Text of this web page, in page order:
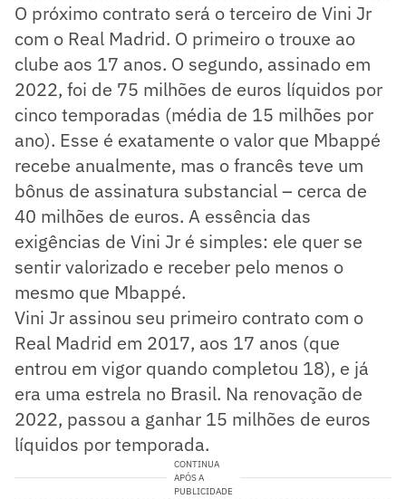
O próximo contrato será o terceiro de Vini Jr
com o Real Madrid. O primeiro o trouxe ao
clube aos 17 anos. O segundo, assinado em
2022, foi de 75 milhões de euros líquidos por
cinco temporadas (média de 15 milhões por
ano). Esse é exatamente o valor que Mbappé
recebe anualmente, mas o francês teve um
bônus de assinatura substancial – cerca de
40 milhões de euros. A essência das
exigências de Vini Jr é simples: ele quer se
sentir valorizado e receber pelo menos o
mesmo que Mbappé.
Vini Jr assinou seu primeiro contrato com o
Real Madrid em 2017, aos 17 anos (que
entrou em vigor quando completou 18), e já
era uma estrela no Brasil. Na renovação de
2022, passou a ganhar 15 milhões de euros
líquidos por temporada.
CONTINUA
APÓS A
PUBLICIDADE